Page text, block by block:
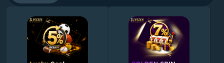
កីឡា
ស្លតហ្គេម
កាស៊ីណូផ្សាយផ្ទាល់